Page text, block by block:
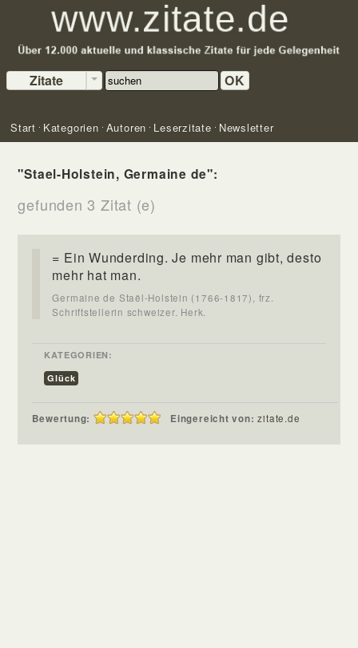
Zitate OK
Start Kategorien Autoren Leserzitate Newsletter
"Stael-Holstein, Germaine de":
gefunden 3 Zitat (e)
= Ein Wunderding. Je mehr man gibt, desto
mehr hat man.
Germaine de Staël-Holstein (1766-1817), frz.
Schriftstellerin schweizer. Herk.
KATEGORIEN:
Glück
Bewertung: Eingereicht von:zitate.de